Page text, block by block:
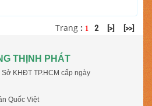
Trang : 1 2 [>] [>>]
THỊNH PHÁT
KHĐT TP.HCM cấp ngày
Quốc Việt